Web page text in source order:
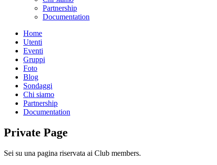
Partnership
Documentation
Home
Utenti
Eventi
Gruppi
Foto
Blog
Sondaggi
Chi siamo
Partnership
Documentation
Private Page
Sei su una pagina riservata ai Club members.